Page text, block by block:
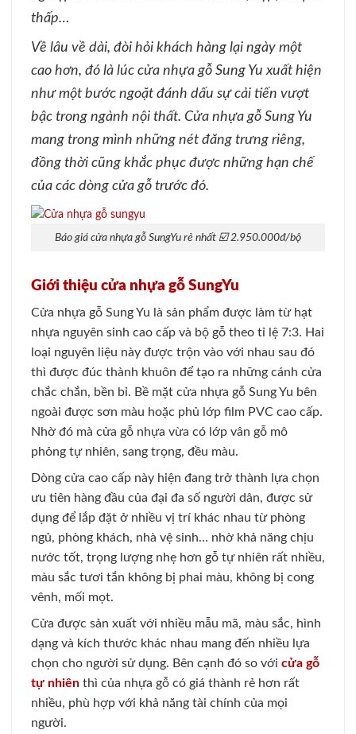
thấp…
Về lâu về dài, đòi hỏi khách hàng lại ngày một
cao hơn, đó là lúc cửa nhựa gỗ Sung Yu xuất hiện
như một bước ngoặt đánh dấu sự cải tiến vượt
bậc trong ngành nội thất. Cửa nhựa gỗ Sung Yu
mang trong mình những nét đăng trưng riêng,
đồng thời cũng khắc phục được những hạn chế
của các dòng cửa gỗ trước đó.
Báo giá cửa nhựa gỗ SungYu rẻ nhất ☑️ 2.950.000đ/bộ
Giới thiệu cửa nhựa gỗ SungYu
Cửa nhựa gỗ Sung Yu là sản phẩm được làm từ hạt
nhựa nguyên sinh cao cấp và bộ gỗ theo tỉ lệ 7:3. Hai
loại nguyên liệu này được trộn vào với nhau sau đó
thì được đúc thành khuôn để tạo ra những cánh cửa
chắc chắn, bền bỉ. Bề mặt cửa nhựa gỗ Sung Yu bên
ngoài được sơn màu hoặc phủ lớp film PVC cao cấp.
Nhờ đó mà cửa gỗ nhựa vừa có lớp vân gỗ mô
phỏng tự nhiên, sang trọng, đều màu.
Dòng cửa cao cấp này hiện đang trở thành lựa chọn
ưu tiên hàng đầu của đại đa số người dân, được sử
dụng để lắp đặt ở nhiều vị trí khác nhau từ phòng
ngủ, phòng khách, nhà vệ sinh… nhờ khả năng chịu
nước tốt, trọng lượng nhẹ hơn gỗ tự nhiên rất nhiều,
màu sắc tươi tắn không bị phai màu, không bị cong
vênh, mối mọt.
Cửa được sản xuất với nhiều mẫu mã, màu sắc, hình
dạng và kích thước khác nhau mang đến nhiều lựa
chọn cho người sử dụng. Bên cạnh đó so với cửa gỗ
tự nhiên thì của nhựa gỗ có giá thành rẻ hơn rất
nhiều, phù hợp với khả năng tài chính của mọi
người.